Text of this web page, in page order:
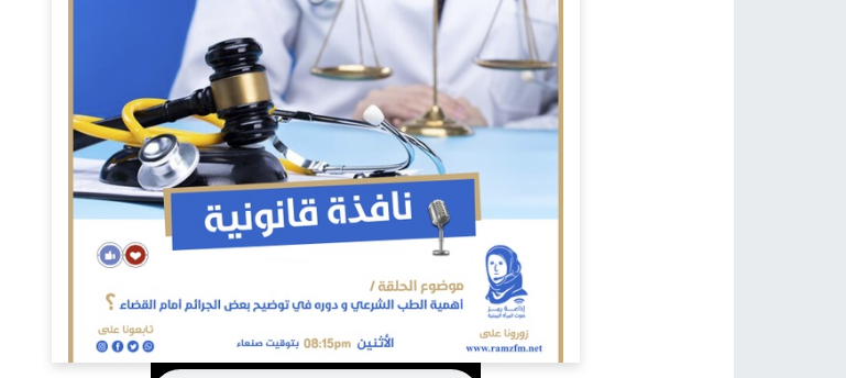
كيف يمكن أن نساعد؟
اتصل بنا في أي وقت
اتصل بنا
+(967)775802021